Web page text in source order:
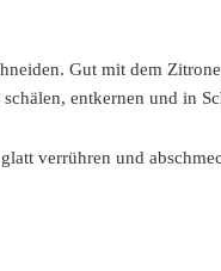
Gut mit dem
entkernen und in
verrühren und